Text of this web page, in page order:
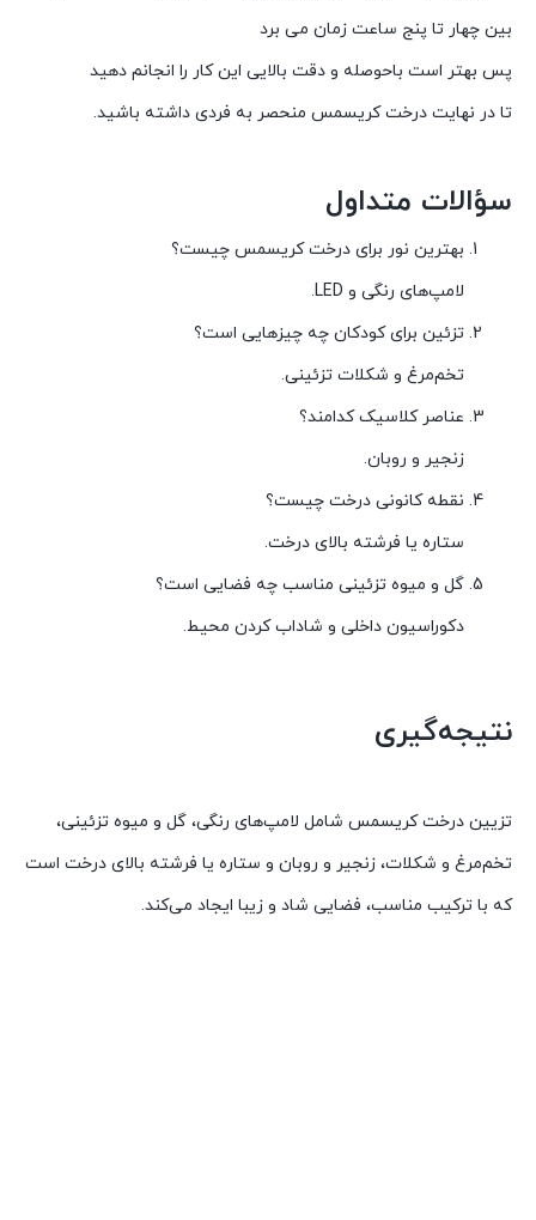
بین چهار تا پنج ساعت زمان می برد
پس بهتر است باحوصله و دقت بالایی این کار را انجانم دهید
تا در نهایت درخت کریسمس منحصر به فردی داشته باشید.
سؤالات متداول
بهترین نور برای درخت کریسمس چیست؟
لامپ‌های رنگی و LED.
تزئین برای کودکان چه چیزهایی است؟
تخم‌مرغ و شکلات تزئینی.
عناصر کلاسیک کدامند؟
زنجیر و روبان.
نقطه کانونی درخت چیست؟
ستاره یا فرشته بالای درخت.
گل و میوه تزئینی مناسب چه فضایی است؟
دکوراسیون داخلی و شاداب کردن محیط.
نتیجه‌گیری
تزیین درخت کریسمس شامل لامپ‌های رنگی، گل و میوه تزئینی،
تخم‌مرغ و شکلات، زنجیر و روبان و ستاره یا فرشته بالای درخت است
که با ترکیب مناسب، فضایی شاد و زیبا ایجاد می‌کند.